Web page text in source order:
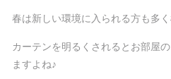
春は新しい環境に入られる方も多
カーテンを明るくされるとお部屋
ますよね♪